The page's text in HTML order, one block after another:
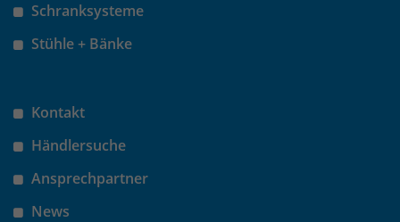
Schranksysteme
Stühle + Bänke
Kontakt
Händlersuche
Ansprechpartner
News